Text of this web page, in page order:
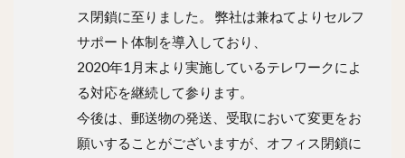
ス閉鎖に至りました。 弊社は兼ねてよりセルフ
サポート体制を導入しており、
2020年1月末より実施しているテレワークによ
る対応を継続して参ります。
今後は、郵送物の発送、受取において変更をお
願いすることがございますが、オフィス閉鎖に